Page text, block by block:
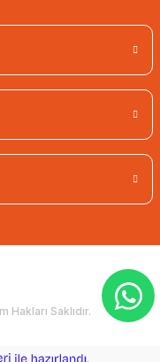
Saklıdır.
e-